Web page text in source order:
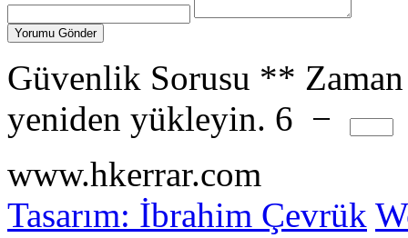
Güvenlik Sorusu **
yeniden yükleyin. 6 −
www.hkerrar.com
Tasarım: İbrahim Çevrük